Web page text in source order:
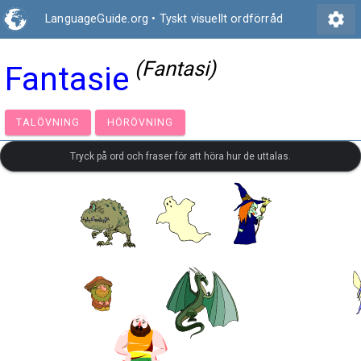
LanguageGuide.org • Tyskt visuellt ordförråd settings
Fantasie (Fantasi)
TALÖVNING HÖRÖVNING
Tryck på ord och fraser för att höra hur de uttalas.